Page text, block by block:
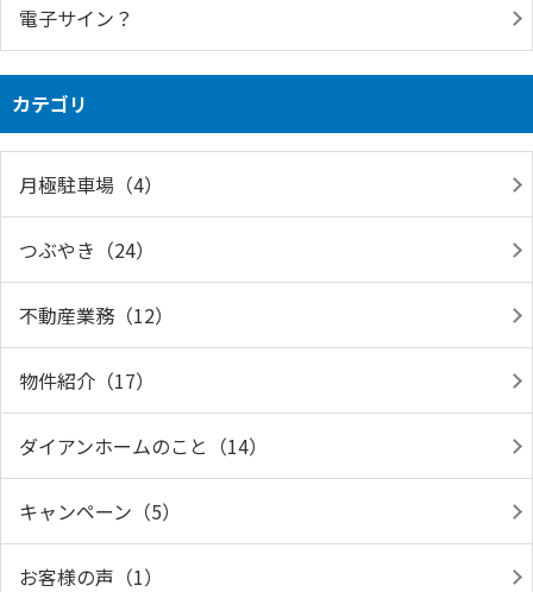
電子サイン？
カテゴリ
月極駐車場（4）
つぶやき（24）
不動産業務（12）
物件紹介（17）
ダイアンホームのこと（14）
キャンペーン（5）
お客様の声（1）